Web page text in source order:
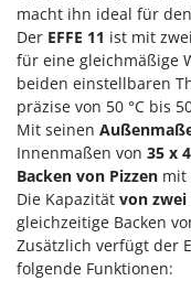
L
Laderampe
Laubsauger -
Laubsauger auf
Luftentfeuchter
Luftkühler
M
Mähroboter
Enotecnica Pillan
Eschenfelder
EuroMech
Eurosystems
F
FAC
Fama Industrie
Famag
macht ihn ideal für den
Der EFFE 11 ist mit
für eine gleichmäßige
beiden einstellbaren
präzise von 50 °C bis
Mit seinen
Innenmaßen von 35 x
Backen von Pizzen mit
Die Kapazität von
gleichzeitige Backen
Zusätzlich verfügt der
folgende Funktionen: